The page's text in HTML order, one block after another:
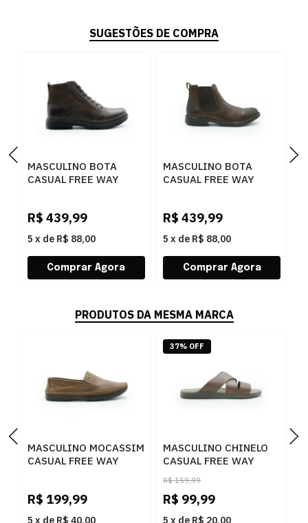
SUGESTÕES DE COMPRA
MASCULINO BOTA
CASUAL FREE WAY
R$ 439,99
5 x de R$ 88,00
MASCULINO BOTA
CASUAL FREE WAY
R$ 439,99
5 x de R$ 88,00
PRODUTOS DA MESMA MARCA
MASCULINO MOCASSIM
CASUAL FREE WAY
R$ 199,99
5 x de R$ 40,00
MASCULINO CHINELO
CASUAL FREE WAY
CANASTRA8
PATAGONIA
MACARANDUBA
R$ 159,99
R$ 99,99
5 x de R$ 20,00
37% OFF